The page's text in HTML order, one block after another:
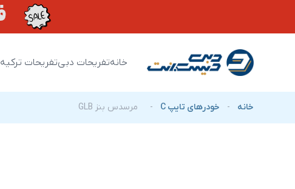
خانهتفریحات دبیتفریحات ترکیه
خانه - خودرهای تایپ C - مرسدس بنز GLB